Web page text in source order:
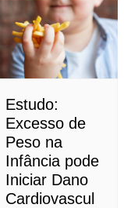
Estudo:
Excesso de
Peso na
Infância pode
Iniciar Dano
Cardiovascul